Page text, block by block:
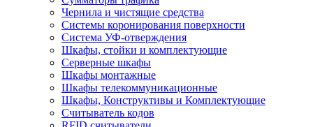
Чернила и чистящие средства
Системы коронирования поверхности
Cистема УФ-отверждения
Шкафы, стойки и комплектующие
Серверные шкафы
Шкафы монтажные
Шкафы телекоммуникационные
Шкафы, Конструктивы и Комплектующие
Считыватель кодов